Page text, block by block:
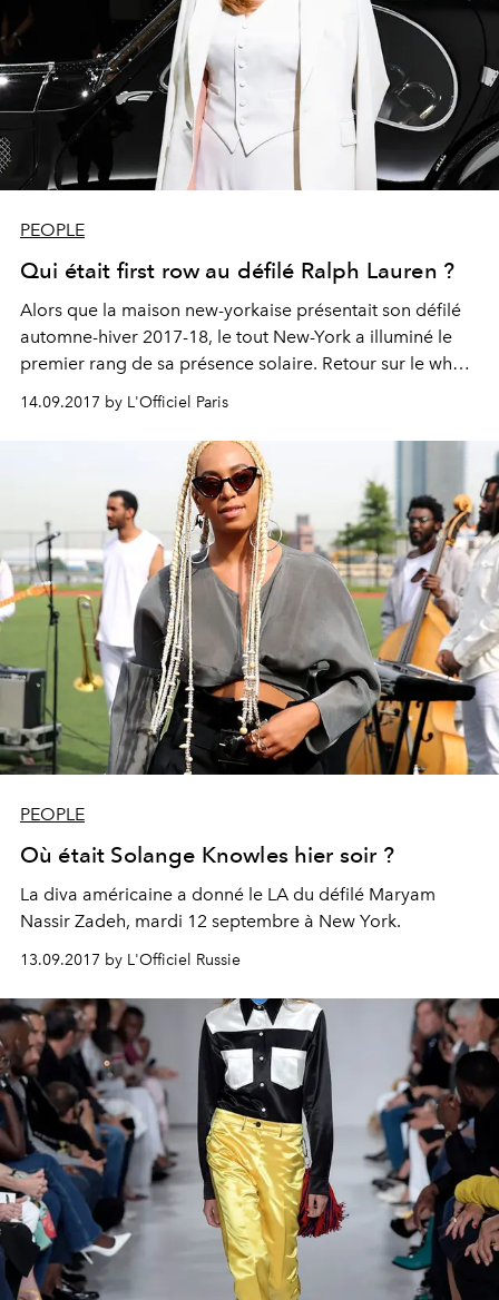
PEOPLE
Qui était first row au défilé Ralph Lauren ?
Alors que la maison new-yorkaise présentait son défilé
automne-hiver 2017-18, le tout New-York a illuminé le
premier rang de sa présence solaire. Retour sur le who's
who de la soirée.
14.09.2017 by L'Officiel Paris
PEOPLE
Où était Solange Knowles hier soir ?
La diva américaine a donné le LA du défilé Maryam
Nassir Zadeh, mardi 12 septembre à New York.
13.09.2017 by L'Officiel Russie